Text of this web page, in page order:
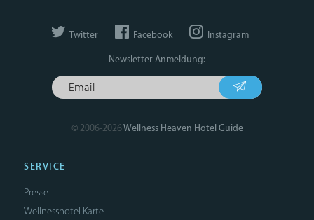
Twitter Facebook Instagram
Newsletter Anmeldung:
© 2006-2026Wellness Heaven Hotel Guide
SERVICE
Presse
Wellnesshotel Karte